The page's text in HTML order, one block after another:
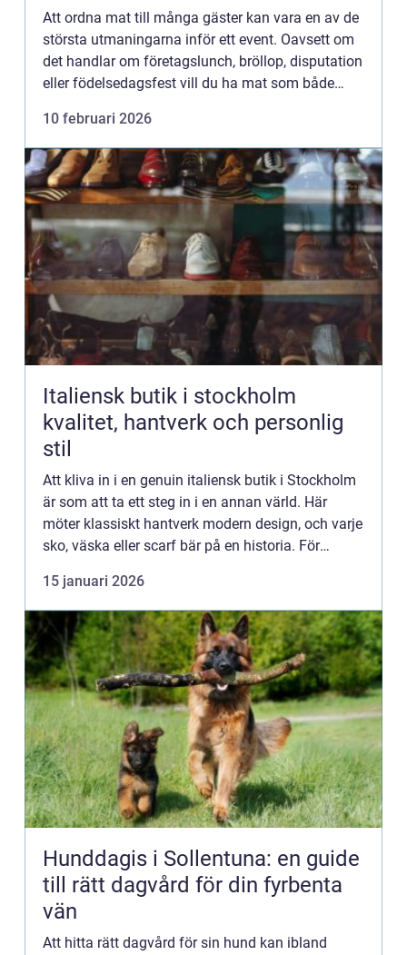
Att ordna mat till många gäster kan vara en av de
största utmaningarna inför ett event. Oavsett om
det handlar om företagslunch, bröllop, disputation
eller födelsedagsfest vill du ha mat som både
cate...
10 februari 2026
Italiensk butik i stockholm
kvalitet, hantverk och personlig
stil
Att kliva in i en genuin italiensk butik i Stockholm
är som att ta ett steg in i en annan värld. Här
möter klassiskt hantverk modern design, och varje
sko, väska eller scarf bär på en historia. För
köpa ...
15 januari 2026
Hunddagis i Sollentuna: en guide
till rätt dagvård för din fyrbenta
vän
Att hitta rätt dagvård för sin hund kan ibland